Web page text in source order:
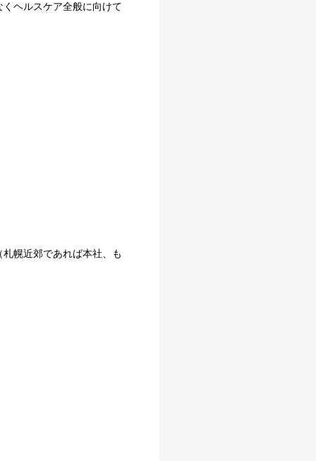
ヘルスケア全般に向けて
幌近郊であれば本社、も